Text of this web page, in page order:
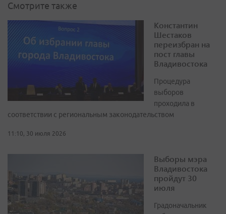
Смотрите также
Константин
Шестаков
переизбран на
пост главы
Владивостока
Процедура
выборов
проходила в
соответствии с региональным законодательством
11:10, 30 июля 2026
Выборы мэра
Владивостока
пройдут 30
июля
Градоначальник